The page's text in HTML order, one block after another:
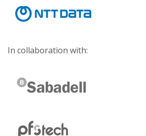
In collaboration with: